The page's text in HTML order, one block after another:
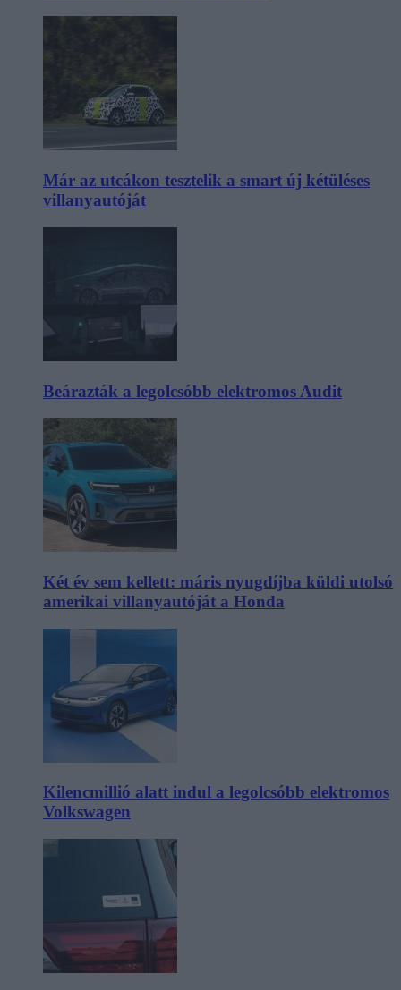
Már az utcákon tesztelik a smart új kétüléses
villanyautóját
Beárazták a legolcsóbb elektromos Audit
Két év sem kellett: máris nyugdíjba küldi utolsó
amerikai villanyautóját a Honda
Kilencmillió alatt indul a legolcsóbb elektromos
Volkswagen